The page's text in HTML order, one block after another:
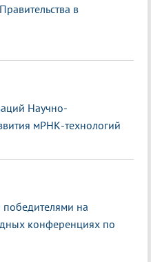
в
Научно-
мРНК-технологий
победителями на
конференциях по